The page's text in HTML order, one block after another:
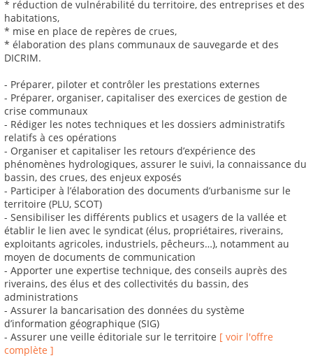
* réduction de vulnérabilité du territoire, des entreprises et des
habitations,
* mise en place de repères de crues,
* élaboration des plans communaux de sauvegarde et des
DICRIM.
- Préparer, piloter et contrôler les prestations externes
- Préparer, organiser, capitaliser des exercices de gestion de
crise communaux
- Rédiger les notes techniques et les dossiers administratifs
relatifs à ces opérations
- Organiser et capitaliser les retours d’expérience des
phénomènes hydrologiques, assurer le suivi, la connaissance du
bassin, des crues, des enjeux exposés
- Participer à l’élaboration des documents d’urbanisme sur le
territoire (PLU, SCOT)
- Sensibiliser les différents publics et usagers de la vallée et
établir le lien avec le syndicat (élus, propriétaires, riverains,
exploitants agricoles, industriels, pêcheurs…), notamment au
moyen de documents de communication
- Apporter une expertise technique, des conseils auprès des
riverains, des élus et des collectivités du bassin, des
administrations
- Assurer la bancarisation des données du système
d’information géographique (SIG)
- Assurer une veille éditoriale sur le territoire [ voir l'offre
complète ]